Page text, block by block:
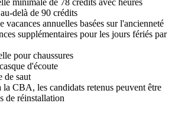
delà de 90 crédits
vacances annuelles basées sur l'ancienneté
supplémentaires pour les jours fériés par
pour chaussures
d'écoute
de saut
la CBA, les candidats retenus peuvent être
de réinstallation